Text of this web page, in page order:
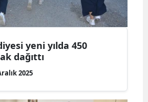
yeni yılda 450
dağıttı
2025